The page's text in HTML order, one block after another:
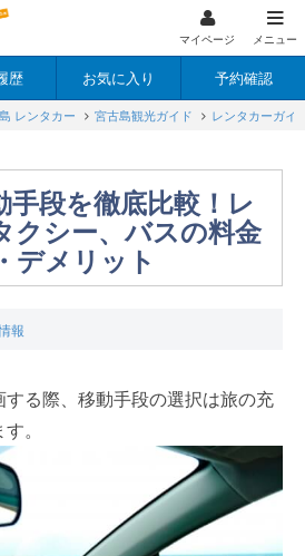
マイページ メニュー
歴 お気に入り 予約確認
レンタカー 宮古島観光ガイド レンタカーガイ
手段を徹底比較！レ
クシー、バスの料金
デメリット
報
る際、移動手段の選択は旅の充
。